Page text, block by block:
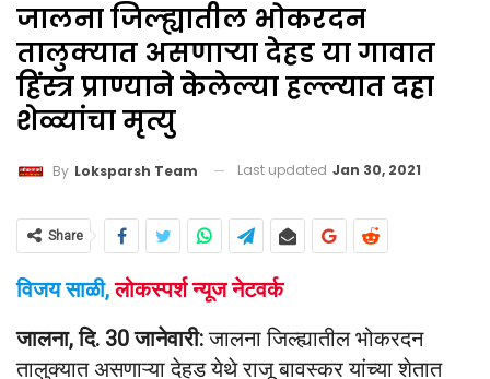
जालना जिल्ह्यातील भोकरदन
तालुक्यात असणाऱ्या देहड या गावात
हिंस्त्र प्राण्याने केलेल्या हल्ल्यात दहा
शेळ्यांचा मृत्यु
By Loksparsh Team Last updated Jan 30, 2021
Share
विजय साळी, लोकस्पर्श न्यूज नेटवर्क
जालना, दि. 30 जानेवारी:जालना जिल्ह्यातील भोकरदन
तालुक्यात असणाऱ्या देहड येथे राजू बावस्कर यांच्या शेतात